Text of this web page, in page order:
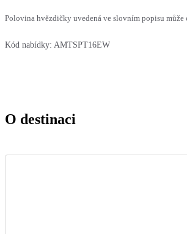
Polovina hvězdičky uvedená ve slovním popisu
Kód nabídky: AMTSPT16EW
O destinaci